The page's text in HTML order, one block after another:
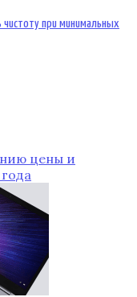
при минимальных
цены и